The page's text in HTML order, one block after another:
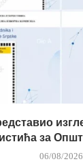
за
06/08/2026